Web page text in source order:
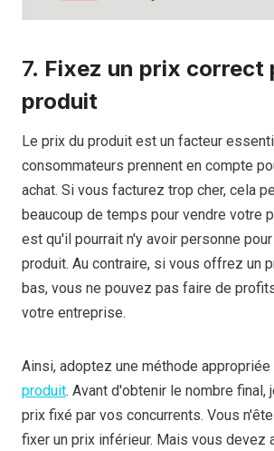
7. Fixez un prix correct
produit
Le prix du produit est un facteur
consommateurs prennent en compte
achat. Si vous facturez trop cher, cela
beaucoup de temps pour vendre votre
est qu'il pourrait n'y avoir personne
produit. Au contraire, si vous offrez un
bas, vous ne pouvez pas faire de
votre entreprise.
Ainsi, adoptez une méthode appropriée
produit. Avant d'obtenir le nombre
prix fixé par vos concurrents. Vous
fixer un prix inférieur. Mais vous devez